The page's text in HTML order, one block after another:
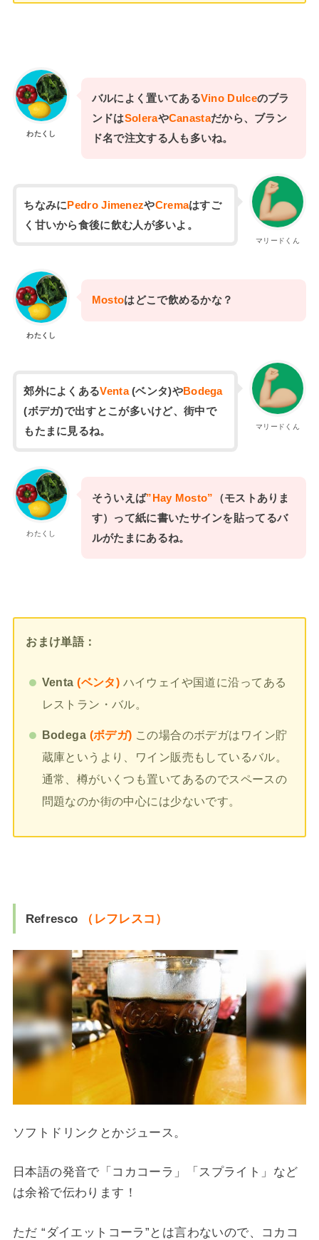
わたくし
バルによく置いてあるVino Dulceのブラ
ンドはSoleraやCanastaだから、ブラン
ド名で注文する人も多いね。
マリードくん
ちなみにPedro JimenezやCremaはすご
く甘いから食後に飲む人が多いよ。
わたくし
Mostoはどこで飲めるかな？
マリードくん
郊外によくあるVenta(ベンタ)やBodega
(ボデガ)で出すとこが多いけど、街中で
もたまに見るね。
わたくし
そういえば”Hay Mosto”
（モストありま
す）って紙に書いたサインを貼ってるバ
ルがたまにあるね。
おまけ単語：
Venta(ベンタ) ハイウェイや国道に沿ってある
レストラン・バル。
Bodega (ボデガ) この場合のボデガはワイン貯
蔵庫というより、ワイン販売もしているバル。
通常、樽がいくつも置いてあるのでスペースの
問題なのか街の中心には少ないです。
Refresco （レフレスコ）
ソフトドリンクとかジュース。
日本語の発音で「コカコーラ」「スプライト」など
は余裕で伝わります！
ただ “ダイエットコーラ”とは言わないので、コカコ